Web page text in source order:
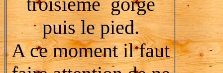
puis le pied.
A ce moment il faut